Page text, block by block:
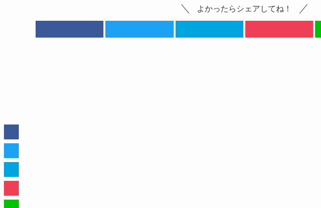
よかったらシェアしてね！